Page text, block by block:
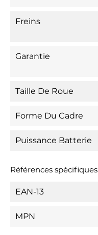
Freins
Garantie
Taille De Roue
Forme Du Cadre
Puissance Batterie
Références spécifiques
EAN-13
MPN